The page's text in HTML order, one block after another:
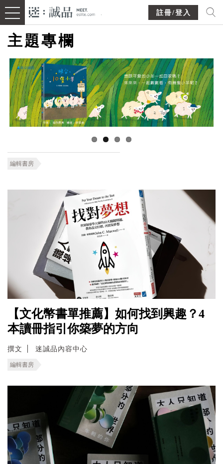
註冊/登入
主題專欄
編輯書房
【文化幣書單推薦】如何找到興趣？4
本讀冊指引你築夢的方向
撰文 迷誠品內容中心
編輯書房